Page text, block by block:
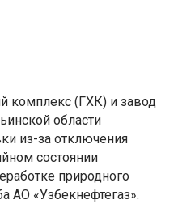
комплекс (ГХК) и завод
области
из-за отключения
состоянии
природного
АО «Узбекнефтегаз».